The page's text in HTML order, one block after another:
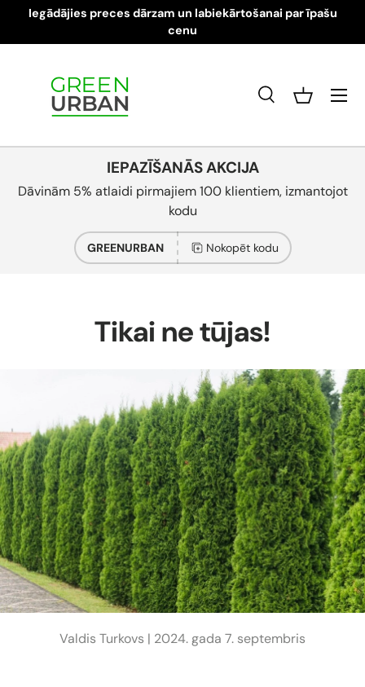
Iegādājies preces dārzam un labiekārtošanai par īpašu
cenu
Meklēt
Produkta veids
MeklētGrozs
Izvēlne
IEPAZĪŠANĀS AKCIJA
Dāvinām 5% atlaidi pirmajiem 100 klientiem, izmantojot
kodu
GREENURBAN Nokopēt kodu
Tikai ne tūjas!
Valdis Turkovs | 2024. gada 7. septembris